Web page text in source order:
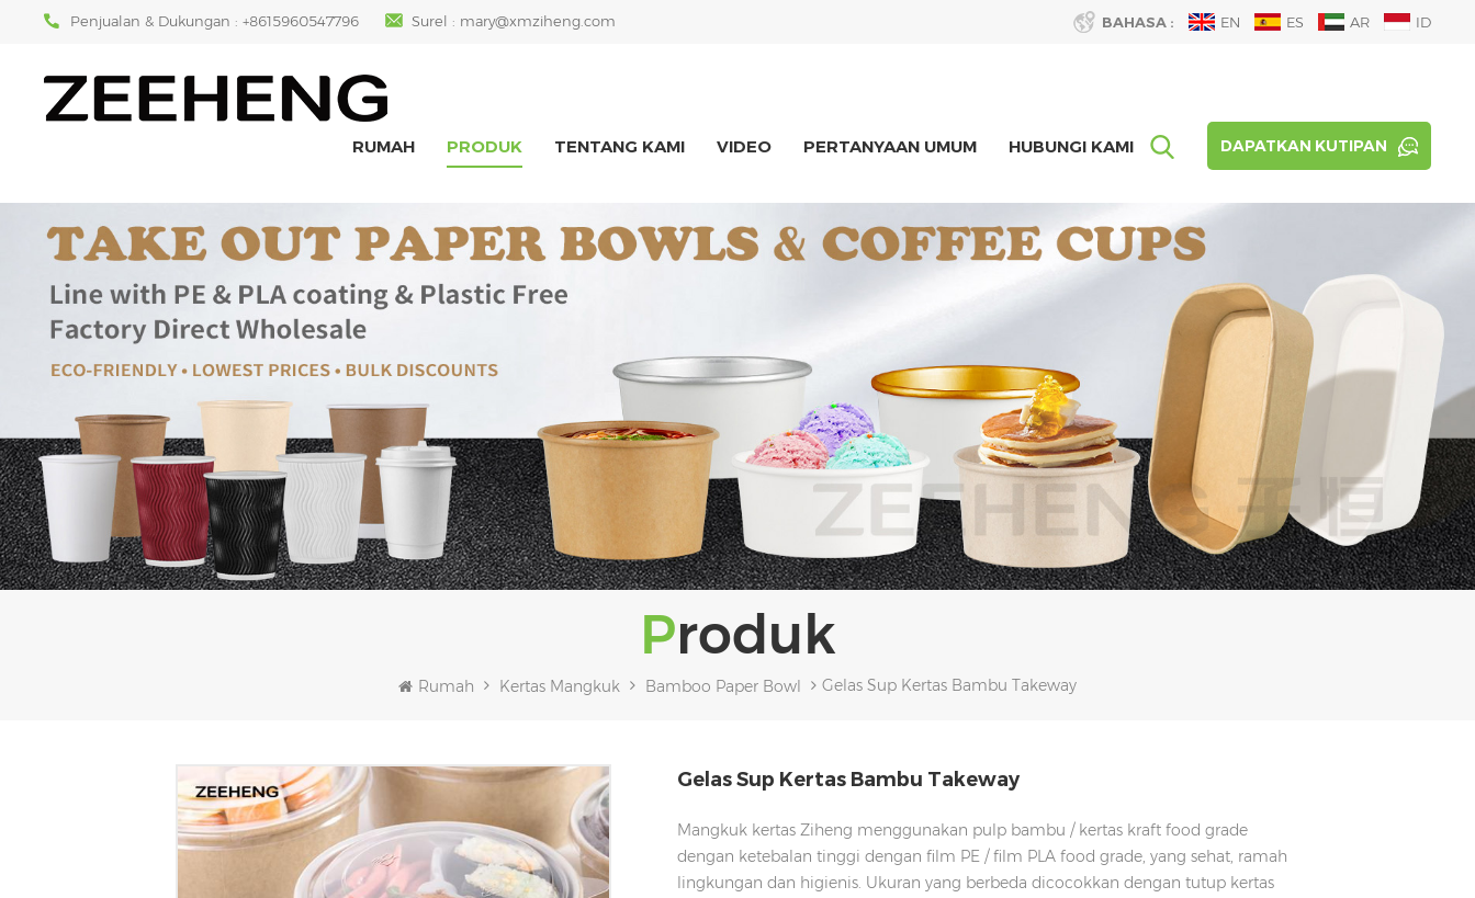
BAHASA : EN ES AR ID
Penjualan & Dukungan : +8615960547796 Surel : mary@xmziheng.com
DAPATKAN KUTIPAN
RUMAH PRODUK TENTANG KAMI VIDEO PERTANYAAN UMUM HUBUNGI KAMI
Produk
Rumah Kertas Mangkuk Bamboo Paper Bowl Gelas Sup Kertas Bambu Takeway
Gelas Sup Kertas Bambu Takeway
Mangkuk kertas Ziheng menggunakan pulp bambu / kertas kraft food grade
dengan ketebalan tinggi dengan film PE / film PLA food grade, yang sehat, ramah
lingkungan dan higienis. Ukuran yang berbeda dicocokkan dengan tutup kertas